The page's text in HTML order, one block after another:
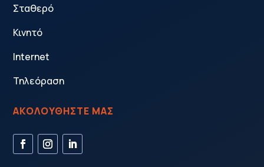
Σταθερό
Κινητό
Internet
Τηλεόραση
ΑΚΟΛΟΥΘΗΣΤΕ ΜΑΣ